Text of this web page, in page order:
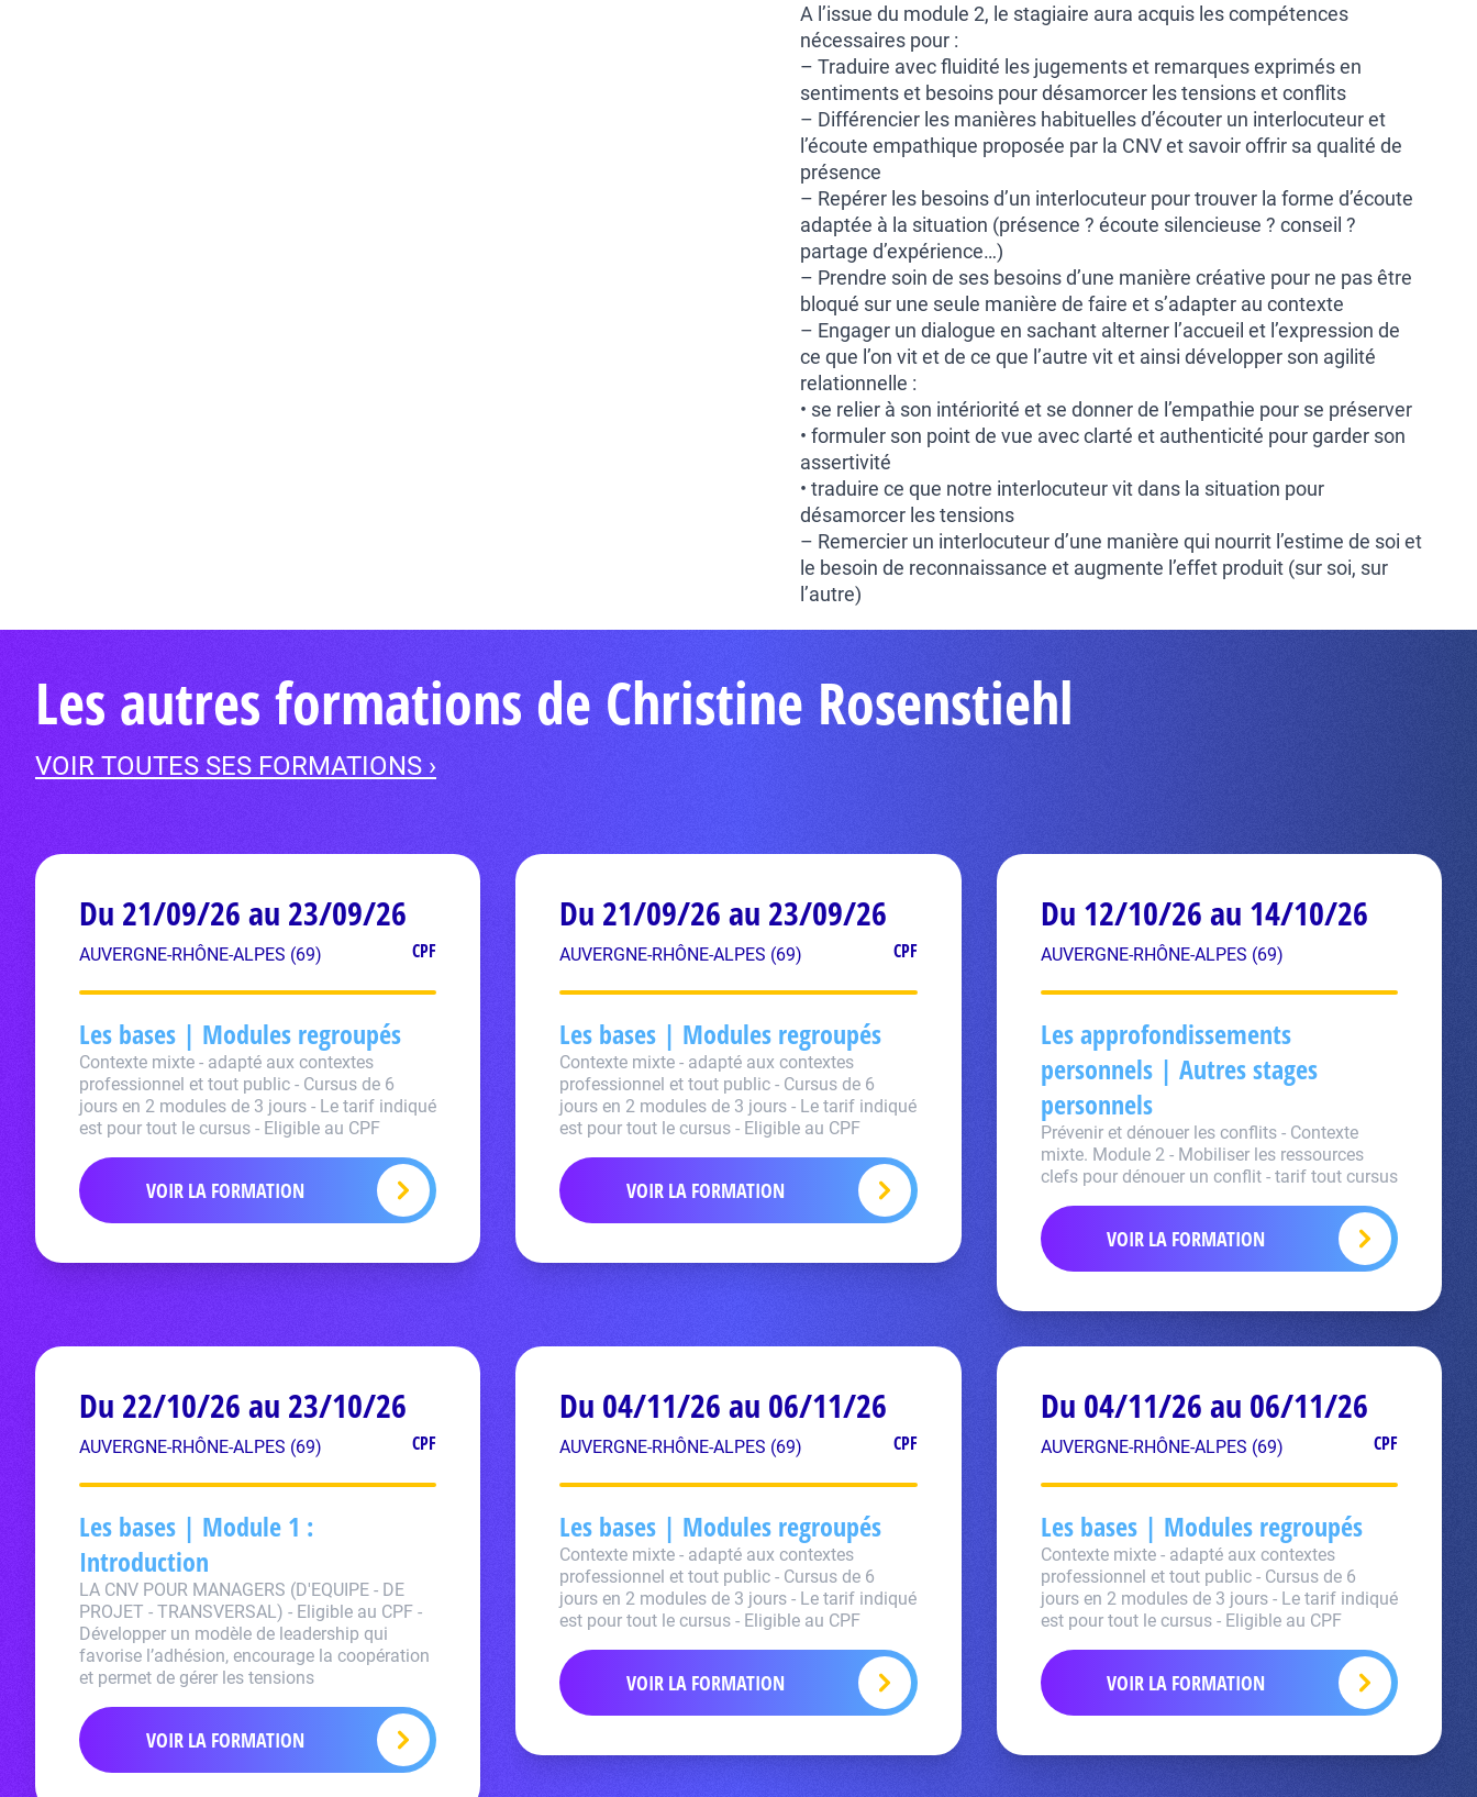
A l’issue du module 2, le stagiaire aura acquis les compétences
nécessaires pour :
– Traduire avec fluidité les jugements et remarques exprimés en
sentiments et besoins pour désamorcer les tensions et conflits
– Différencier les manières habituelles d’écouter un interlocuteur et
l’écoute empathique proposée par la CNV et savoir offrir sa qualité de
présence
– Repérer les besoins d’un interlocuteur pour trouver la forme d’écoute
adaptée à la situation (présence ? écoute silencieuse ? conseil ?
partage d’expérience…)
– Prendre soin de ses besoins d’une manière créative pour ne pas être
bloqué sur une seule manière de faire et s’adapter au contexte
– Engager un dialogue en sachant alterner l’accueil et l’expression de
ce que l’on vit et de ce que l’autre vit et ainsi développer son agilité
relationnelle :
• se relier à son intériorité et se donner de l’empathie pour se préserver
• formuler son point de vue avec clarté et authenticité pour garder son
assertivité
• traduire ce que notre interlocuteur vit dans la situation pour
désamorcer les tensions
– Remercier un interlocuteur d’une manière qui nourrit l’estime de soi et
le besoin de reconnaissance et augmente l’effet produit (sur soi, sur
l’autre)
Les autres formations de Christine Rosenstiehl
VOIR TOUTES SES FORMATIONS ›
Du 21/09/26 au 23/09/26
AUVERGNE-RHÔNE-ALPES (69) CPF
Les bases | Modules regroupés
Contexte mixte - adapté aux contextes
professionnel et tout public - Cursus de 6
jours en 2 modules de 3 jours - Le tarif indiqué
est pour tout le cursus - Eligible au CPF
VOIR LA FORMATION
Du 21/09/26 au 23/09/26
AUVERGNE-RHÔNE-ALPES (69) CPF
Les bases | Modules regroupés
Contexte mixte - adapté aux contextes
professionnel et tout public - Cursus de 6
jours en 2 modules de 3 jours - Le tarif indiqué
est pour tout le cursus - Eligible au CPF
VOIR LA FORMATION
Du 12/10/26 au 14/10/26
AUVERGNE-RHÔNE-ALPES (69)
Les approfondissements
personnels | Autres stages
personnels
Prévenir et dénouer les conflits - Contexte
mixte. Module 2 - Mobiliser les ressources
clefs pour dénouer un conflit - tarif tout cursus
VOIR LA FORMATION
Du 22/10/26 au 23/10/26
AUVERGNE-RHÔNE-ALPES (69) CPF
Les bases | Module 1 :
Introduction
LA CNV POUR MANAGERS (D'EQUIPE - DE
PROJET - TRANSVERSAL) - Eligible au CPF -
Développer un modèle de leadership qui
favorise l’adhésion, encourage la coopération
et permet de gérer les tensions
VOIR LA FORMATION
Du 04/11/26 au 06/11/26
AUVERGNE-RHÔNE-ALPES (69) CPF
Les bases | Modules regroupés
Contexte mixte - adapté aux contextes
professionnel et tout public - Cursus de 6
jours en 2 modules de 3 jours - Le tarif indiqué
est pour tout le cursus - Eligible au CPF
VOIR LA FORMATION
Du 04/11/26 au 06/11/26
AUVERGNE-RHÔNE-ALPES (69) CPF
Les bases | Modules regroupés
Contexte mixte - adapté aux contextes
professionnel et tout public - Cursus de 6
jours en 2 modules de 3 jours - Le tarif indiqué
est pour tout le cursus - Eligible au CPF
VOIR LA FORMATION